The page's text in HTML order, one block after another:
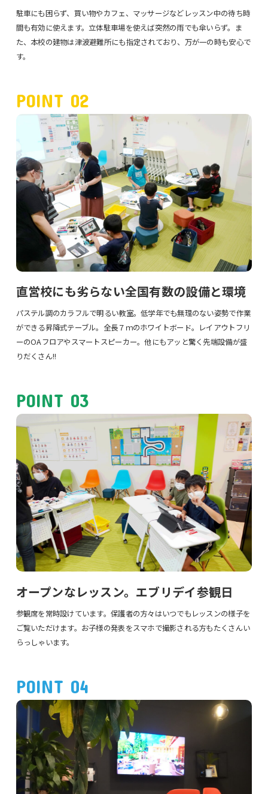
駐車にも困らず、買い物やカフェ、マッサージなどレッスン中の待ち時
間も有効に使えます。立体駐車場を使えば突然の雨でも傘いらず。ま
た、本校の建物は津波避難所にも指定されており、万が一の時も安心で
す。
POINT 02
直営校にも劣らない全国有数の設備と環境
パステル調のカラフルで明るい教室。低学年でも無理のない姿勢で作業
ができる昇降式テーブル。全長７ｍのホワイトボード。レイアウトフリ
ーのOAフロアやスマートスピーカー。他にもアッと驚く先端設備が盛
りだくさん!!
POINT 03
オープンなレッスン。エブリデイ参観日
参観席を常時設けています。保護者の方々はいつでもレッスンの様子を
ご覧いただけます。お子様の発表をスマホで撮影される方もたくさんい
らっしゃいます。
POINT 04